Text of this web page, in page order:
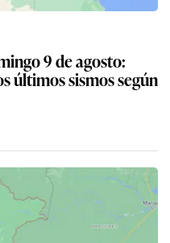
9 de agosto:
últimos sismos según